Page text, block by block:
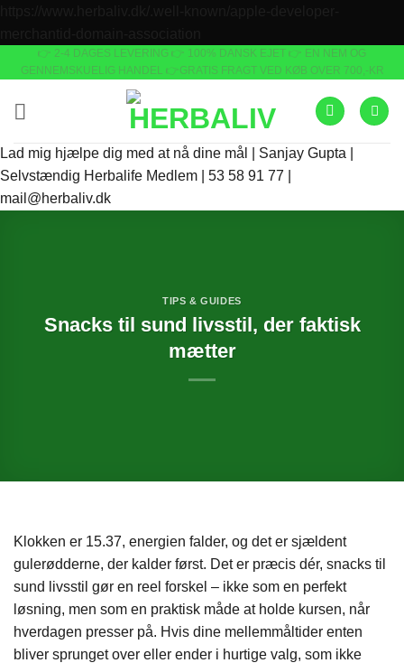
til
indhold
👉 2-4 DAGES LEVERING 👉 100% DANSK EJET 👉 EN NEM OG
GENNEMSKUELIG HANDEL 👉GRATIS FRAGT VED KØB OVER 700,-KR
Lad mig hjælpe dig med at nå dine mål | Sanjay Gupta |
Selvstændig Herbalife Medlem | 53 58 91 77 |
mail@herbaliv.dk
TIPS & GUIDES
Snacks til sund livsstil, der faktisk
mætter
Klokken er 15.37, energien falder, og det er sjældent
gulerødderne, der kalder først. Det er præcis dér, snacks til
sund livsstil gør en reel forskel – ikke som en perfekt
løsning, men som en praktisk måde at holde kursen, når
hverdagen presser på. Hvis dine mellemmåltider enten
bliver sprunget over eller ender i hurtige valg, som ikke